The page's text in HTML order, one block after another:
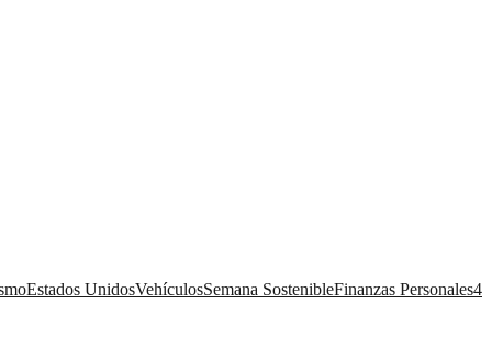
Estados UnidosVehículosSemana SostenibleFinanzas Personales4